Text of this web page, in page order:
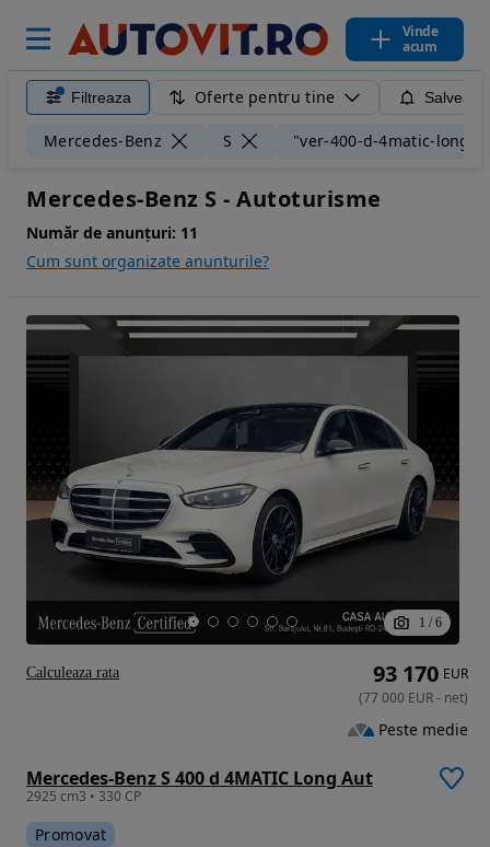
Vinde
acum
Filtreaza Oferte pentru tine
Mercedes-Benz S "ver-400-d-4matic-long-
Mercedes-Benz S - Autoturisme
Număr de anunțuri: 11
Cum sunt organizate anunturile?
1 / 6
Mercedes-Benz S 400 d 4MATIC Long Aut
2925 cm3 • 330 CP
Promovat
93 170 EUR
(77 000 EUR- net)
Peste medie
Calculeaza rata